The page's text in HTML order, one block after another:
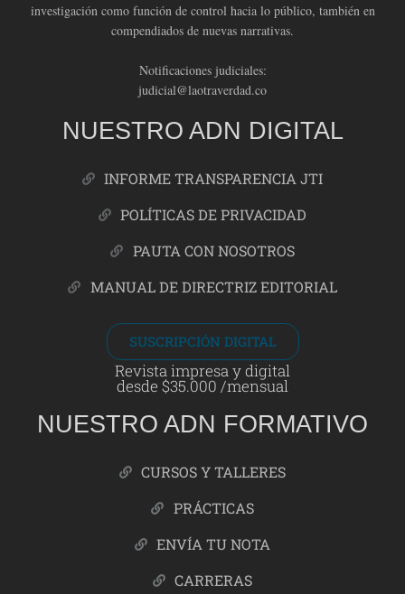
investigación como función de control hacia lo público, también en
compendiados de nuevas narrativas.
Notificaciones judiciales:
judicial@laotraverdad.co
NUESTRO ADN DIGITAL
INFORME TRANSPARENCIA JTI
POLÍTICAS DE PRIVACIDAD
PAUTA CON NOSOTROS
MANUAL DE DIRECTRIZ EDITORIAL
SUSCRIPCIÓN DIGITAL
Revista impresa y digital
desde $35.000 /mensual
NUESTRO ADN FORMATIVO
CURSOS Y TALLERES
PRÁCTICAS
ENVÍA TU NOTA
CARRERAS